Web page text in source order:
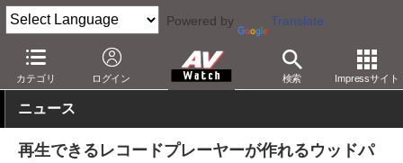
Powered by Translate
カテゴリ ログイン 検索 Impressサイト
AV Watch 製品 レコードプレーヤー
ニュース
再生できるレコードプレーヤーが作れるウッドパ